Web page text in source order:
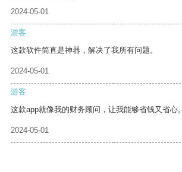
2024-05-01
游客
这款软件简直是神器，解决了我所有问题。
2024-05-01
游客
这款app就像我的财务顾问，让我能够省钱又省心。
2024-05-01